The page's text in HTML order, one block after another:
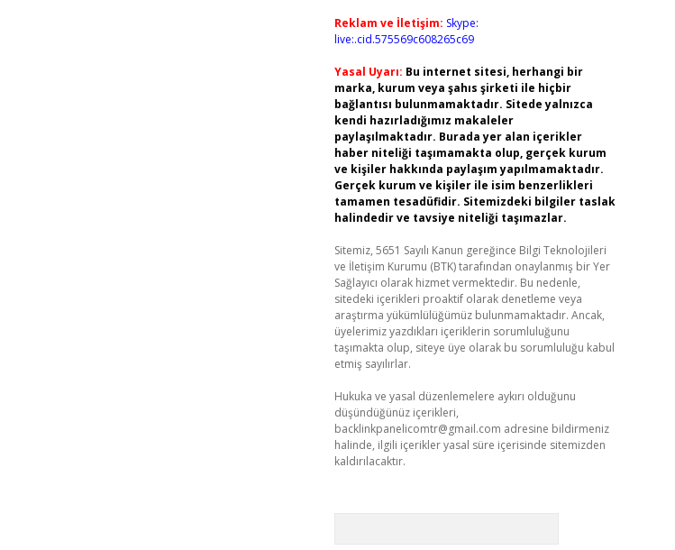
Reklam ve İletişim: Skype:
live:.cid.575569c608265c69
Yasal Uyarı: Bu internet sitesi, herhangi bir
marka, kurum veya şahıs şirketi ile hiçbir
bağlantısı bulunmamaktadır. Sitede yalnızca
kendi hazırladığımız makaleler
paylaşılmaktadır. Burada yer alan içerikler
haber niteliği taşımamakta olup, gerçek kurum
ve kişiler hakkında paylaşım yapılmamaktadır.
Gerçek kurum ve kişiler ile isim benzerlikleri
tamamen tesadüfidir. Sitemizdeki bilgiler taslak
halindedir ve tavsiye niteliği taşımazlar.
Sitemiz, 5651 Sayılı Kanun gereğince Bilgi Teknolojileri
ve İletişim Kurumu (BTK) tarafından onaylanmış bir Yer
Sağlayıcı olarak hizmet vermektedir. Bu nedenle,
sitedeki içerikleri proaktif olarak denetleme veya
araştırma yükümlülüğümüz bulunmamaktadır. Ancak,
üyelerimiz yazdıkları içeriklerin sorumluluğunu
taşımakta olup, siteye üye olarak bu sorumluluğu kabul
etmiş sayılırlar.
Hukuka ve yasal düzenlemelere aykırı olduğunu
düşündüğünüz içerikleri,
backlinkpanelicomtr@gmail.com adresine bildirmeniz
halinde, ilgili içerikler yasal süre içerisinde sitemizden
kaldırılacaktır.